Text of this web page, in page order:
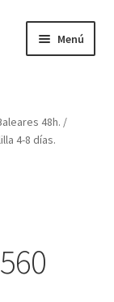
Menú
48h. /
4-8 días.